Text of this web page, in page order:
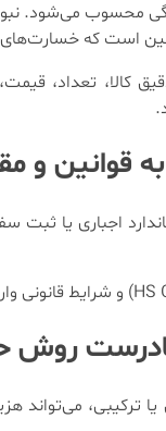
محسوب می‌شود.
چین است که
کالا، تعداد،
و
اجباری یا
روش
ترکیبی، می‌تواند